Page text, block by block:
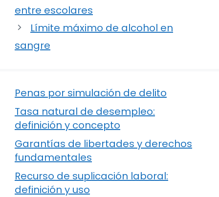
entre escolares
Límite máximo de alcohol en
sangre
Penas por simulación de delito
Tasa natural de desempleo:
definición y concepto
Garantías de libertades y derechos
fundamentales
Recurso de suplicación laboral:
definición y uso